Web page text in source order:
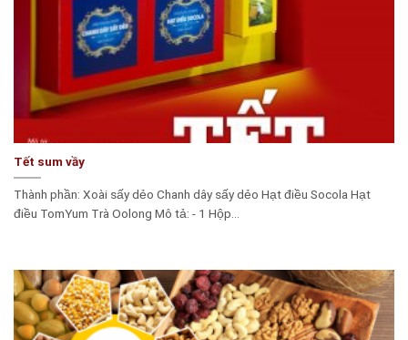
Tết sum vầy
Thành phần: Xoài sấy dẻo Chanh dây sấy dẻo Hạt điều Socola Hạt
điều TomYum Trà Oolong Mô tả: - 1 Hộp...